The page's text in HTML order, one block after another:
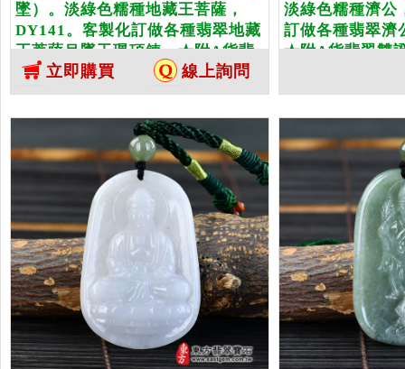
墜）。淡綠色糯種地藏王菩薩，
DY141。客製化訂做各種翡翠地藏
王菩薩吊墜玉珮項鍊。★附A貨翡
翠雙證書
立即購買 線上詢問
淡綠色糯種濟公
訂做各種翡翠濟
★附A貨翡翠雙